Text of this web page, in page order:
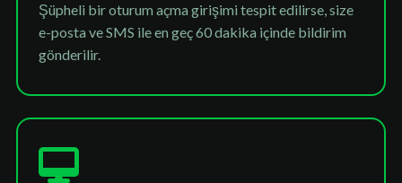
Şüpheli bir oturum açma girişimi tespit edilirse, size
e-posta ve SMS ile en geç 60 dakika içinde bildirim
gönderilir.